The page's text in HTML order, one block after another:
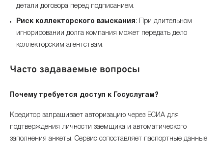
детали договора перед подписанием.
Риск коллекторского взыскания : При длительном
игнорировании долга компания может передать дело
коллекторским агентствам.
Часто задаваемые вопросы
Почему требуется доступ к Госуслугам?
Кредитор запрашивает авторизацию через ЕСИА для
подтверждения личности заемщика и автоматического
заполнения анкеты. Сервис сопоставляет паспортные данные